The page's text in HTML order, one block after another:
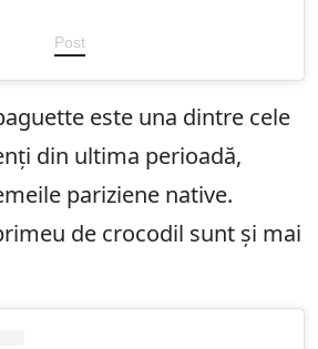
Post
este una dintre cele
din ultima perioadă,
pariziene native.
de crocodil sunt și mai